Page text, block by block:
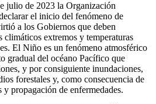
julio de 2023 la Organización
el inicio del fenómeno de
a los Gobiernos que deben
climáticos extremos y temperaturas
El Niño es un fenómeno atmosférico
gradual del océano Pacífico que
y por consiguiente inundaciones,
forestales y, como consecuencia de
y propagación de enfermedades.